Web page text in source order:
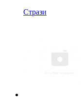
Стрази